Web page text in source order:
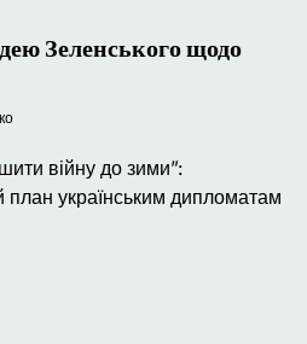
Зеленського щодо